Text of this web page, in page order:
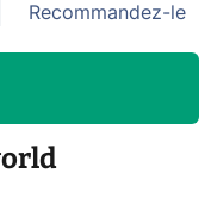
Recommandez-le